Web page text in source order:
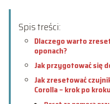
Spis treści:
Dlaczego warto
oponach?
Jak przygotować się
Jak zresetować
Corolla – krok po